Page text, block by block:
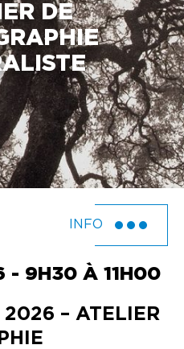
DE
INFO
- 9H30 À 11H00
2026 – ATELIER